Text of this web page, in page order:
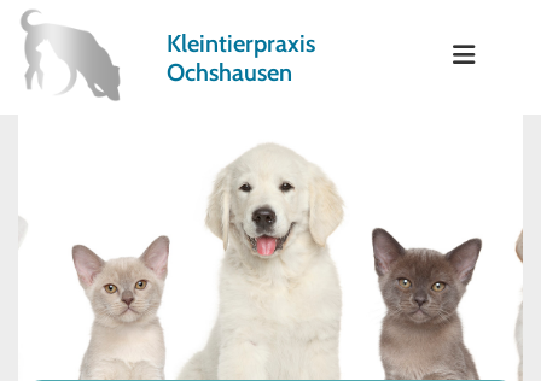
Zum Inhalt springen
Kleintierpraxis
Ochshausen